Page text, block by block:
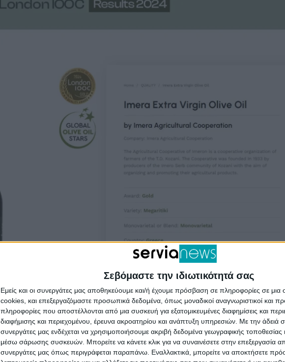
Σεβόμαστε την ιδιωτικότητά σας
Εμείς και οι συνεργάτες μας αποθηκεύουμε και/ή έχουμε πρόσβαση σε πληροφορίες σε
cookies, και επεξεργαζόμαστε προσωπικά δεδομένα, όπως μοναδικοί αναγνωριστικοί και
πληροφορίες που αποστέλλονται από μια συσκευή για εξατομικευμένες διαφημίσεις και
διαφήμισης και περιεχομένου, έρευνα ακροατηρίου και ανάπτυξη υπηρεσιών. Με την άδειά
συνεργάτες μας ενδέχεται να χρησιμοποιήσουμε ακριβή δεδομένα γεωγραφικής τοποθεσίας
μέσω σάρωσης συσκευών. Μπορείτε να κάνετε κλικ για να συναινέσετε στην επεξεργασία
συνεργάτες μας όπως περιγράφεται παραπάνω. Εναλλακτικά, μπορείτε να αποκτήσετε